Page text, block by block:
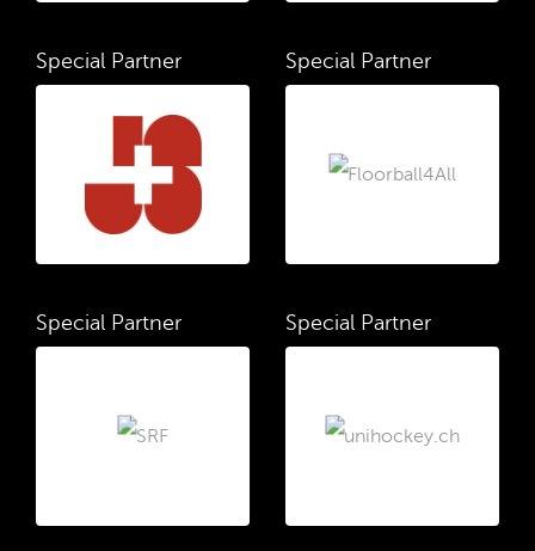
Special Partner Special Partner
Special Partner Special Partner